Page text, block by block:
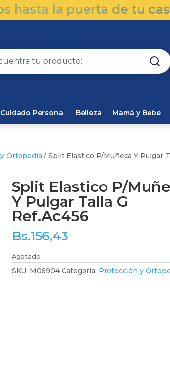
hasta la puerta de tu
Cuidado Personal Belleza Mamá y Bebe
Ortopedia / Split Elastico P/Muñeca Y Pulgar
Split Elastico P/
Y Pulgar Talla G
Ref.Ac456
Bs.156,43
Agotado
SKU: M06904 Categoría: Protección y